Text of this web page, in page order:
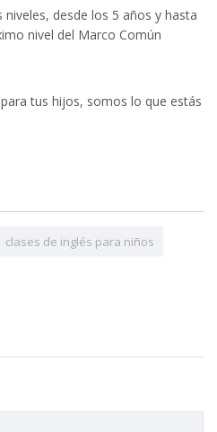
desde los 5 años y hasta
nivel del Marco Común
tus hijos, somos lo que estás
clases de inglés para niños